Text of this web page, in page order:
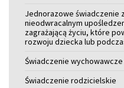
Jednorazowe świadczenie
nieodwracalnym
zagrażającą życiu, które
rozwoju dziecka lub
Świadczenie wychowawcze
Świadczenie rodzicielskie